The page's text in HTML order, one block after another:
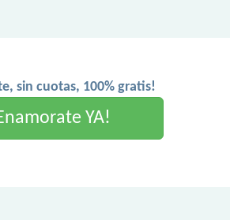
sin cuotas, 100% gratis!
YA!